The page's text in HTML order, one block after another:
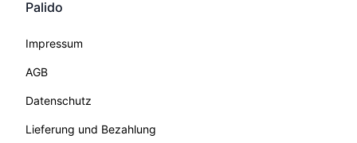
Palido
Impressum
AGB
Datenschutz
Lieferung und Bezahlung